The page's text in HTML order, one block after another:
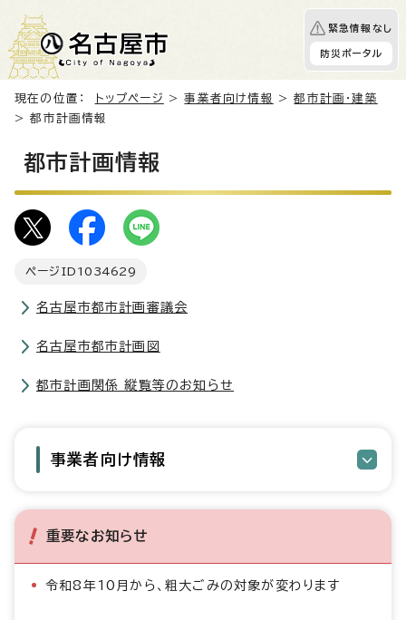
緊急情報なし
防災ポータル
現在の位置： トップページ >事業者向け情報 >都市計画・建築
> 都市計画情報
都市計画情報
ページID 1034629
名古屋市都市計画審議会
名古屋市都市計画図
都市計画関係 縦覧等のお知らせ
事業者向け情報
重要なお知らせ
令和8年10月から、粗大ごみの対象が変わります